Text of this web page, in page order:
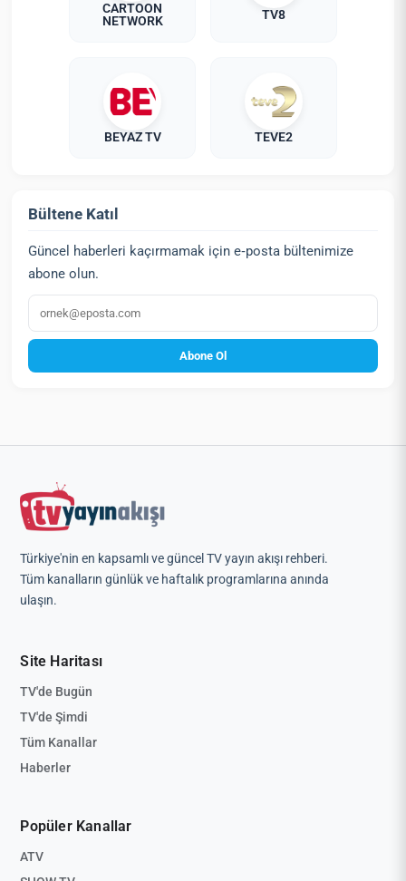
CARTOON
NETWORK
TV8
BEYAZ TV TEVE2
Bültene Katıl
Güncel haberleri kaçırmamak için e‑posta bültenimize
abone olun.
E‑posta
Abone Ol
Türkiye'nin en kapsamlı ve güncel TV yayın akışı rehberi.
Tüm kanalların günlük ve haftalık programlarına anında
ulaşın.
Site Haritası
TV'de Bugün
TV'de Şimdi
Tüm Kanallar
Haberler
Popüler Kanallar
ATV